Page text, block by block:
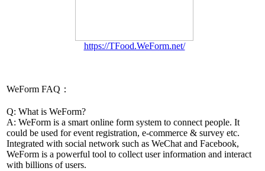
https://TFood.WeForm.net/
WeForm FAQ：
Q: What is WeForm?
A: WeForm is a smart online form system to connect people. It
could be used for event registration, e-commerce & survey etc.
Integrated with social network such as WeChat and Facebook,
WeForm is a powerful tool to collect user information and interact
with billions of users.